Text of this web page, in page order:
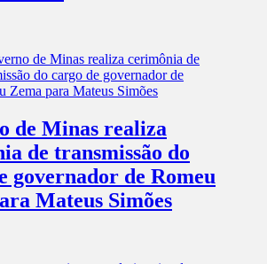
de Minas realiza
de transmissão do
governador de Romeu
Mateus Simões